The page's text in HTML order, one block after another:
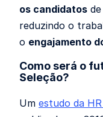
os candidatos
reduzindo o
o engajamento
Como será o
Seleção?
Um estudo da